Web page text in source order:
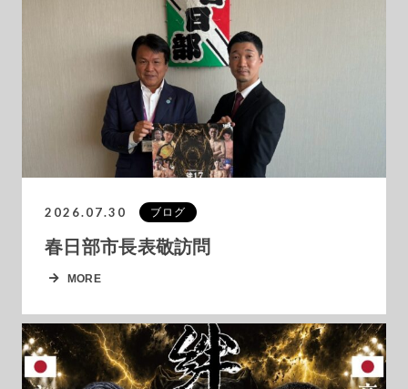
2026.07.30 ブログ
春日部市長表敬訪問
MORE